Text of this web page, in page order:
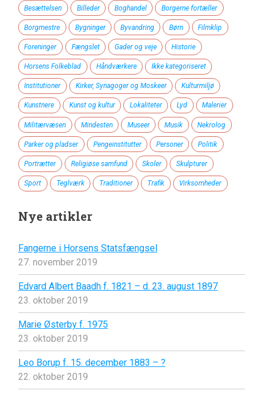
Besættelsen Billeder Boghandel Borgerne fortæller
Borgmestre Bygninger Byvandring Børn Filmklip
Foreninger Fængslet Gader og veje Historie
Horsens Folkeblad Håndværkere Ikke kategoriseret
Institutioner Kirker, Synagoger og Moskeer Kulturmiljø
Kunstnere Kunst og kultur Lokaliteter Lyd Malerier
Militærvæsen Mindesten Museer Musik Nekrolog
Parker og pladser Pengeinstitutter Personer Politik
Portrætter Religiøse samfund Skoler Skulpturer
Sport Teglværk Traditioner Trafik Virksomheder
Nye artikler
Fangerne i Horsens Statsfængsel
27. november 2019
Edvard Albert Baadh f. 1821 – d. 23. august 1897
23. oktober 2019
Marie Østerby f. 1975
23. oktober 2019
Leo Borup f. 15. december 1883 – ?
22. oktober 2019